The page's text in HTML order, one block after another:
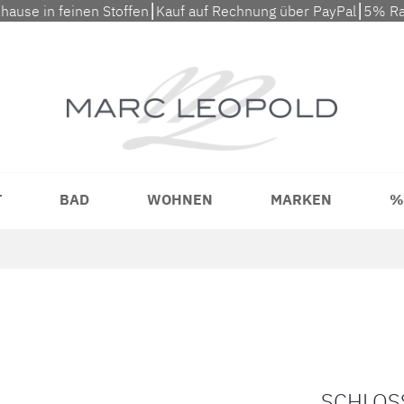
in feinen Stoffen⎮Kauf auf Rechnung über PayPal⎮5%
BAD WOHNEN MARKEN